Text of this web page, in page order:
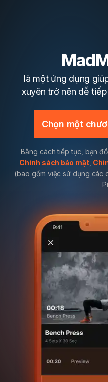
là một ứng dụng
xuyên trở nên dễ
Chọn một
Bằng cách tiếp tục, bạn
Chính sách bảo mật,
(bao gồm việc sử dụng các